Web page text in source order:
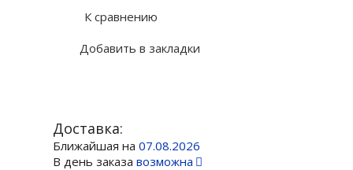
К сравнению
Добавить в закладки
Доставка:
Ближайшая на07.08.2026
В день заказавозможна